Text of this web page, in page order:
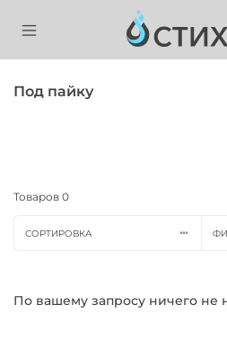
Под пайку
Товаров 0
СОРТИРОВКА
По вашему запросу ничего не